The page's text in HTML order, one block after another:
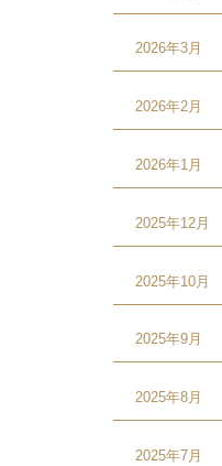
2026年3月
2026年2月
2026年1月
2025年12月
2025年10月
2025年9月
2025年8月
2025年7月